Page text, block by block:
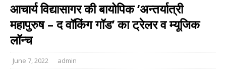
आचार्य विद्यासागर की बायोपिक ‘अन्तर्यात्री
महापुरुष – द वॉकिंग गॉड’ का ट्रेलर व म्यूजिक
लॉन्च
June 7, 2022 admin